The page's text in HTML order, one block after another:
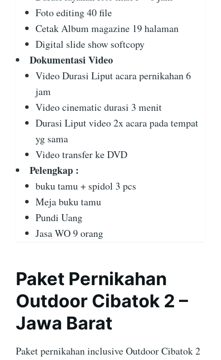
Foto editing 40 file
Cetak Album magazine 19 halaman
Digital slide show softcopy
Dokumentasi Video
Video Durasi Liput acara pernikahan 6
jam
Video cinematic durasi 3 menit
Durasi Liput video 2x acara pada tempat
yg sama
Video transfer ke DVD
Pelengkap :
buku tamu + spidol 3 pcs
Meja buku tamu
Pundi Uang
Jasa WO 9 orang
Paket Pernikahan
Outdoor Cibatok 2 –
Jawa Barat
Paket pernikahan inclusive Outdoor Cibatok 2